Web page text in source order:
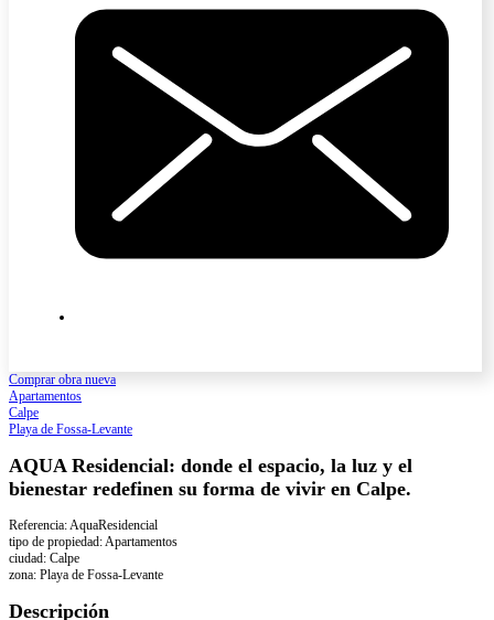
Comprar obra nueva
Apartamentos
Calpe
Playa de Fossa-Levante
AQUA Residencial: donde el espacio, la luz y el
bienestar redefinen su forma de vivir en Calpe.
Referencia: AquaResidencial
tipo de propiedad: Apartamentos
ciudad: Calpe
zona: Playa de Fossa-Levante
Descripción